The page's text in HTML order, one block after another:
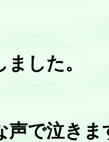
した。
声で泣き